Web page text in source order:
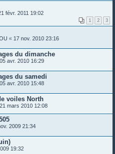
févr. 2011 19:02
1 2 3
« 17 nov. 2010 23:16
du dimanche
05 avr. 2010 16:29
du samedi
05 avr. 2010 15:48
voiles North
21 mars 2010 12:08
2009 21:34
19:32